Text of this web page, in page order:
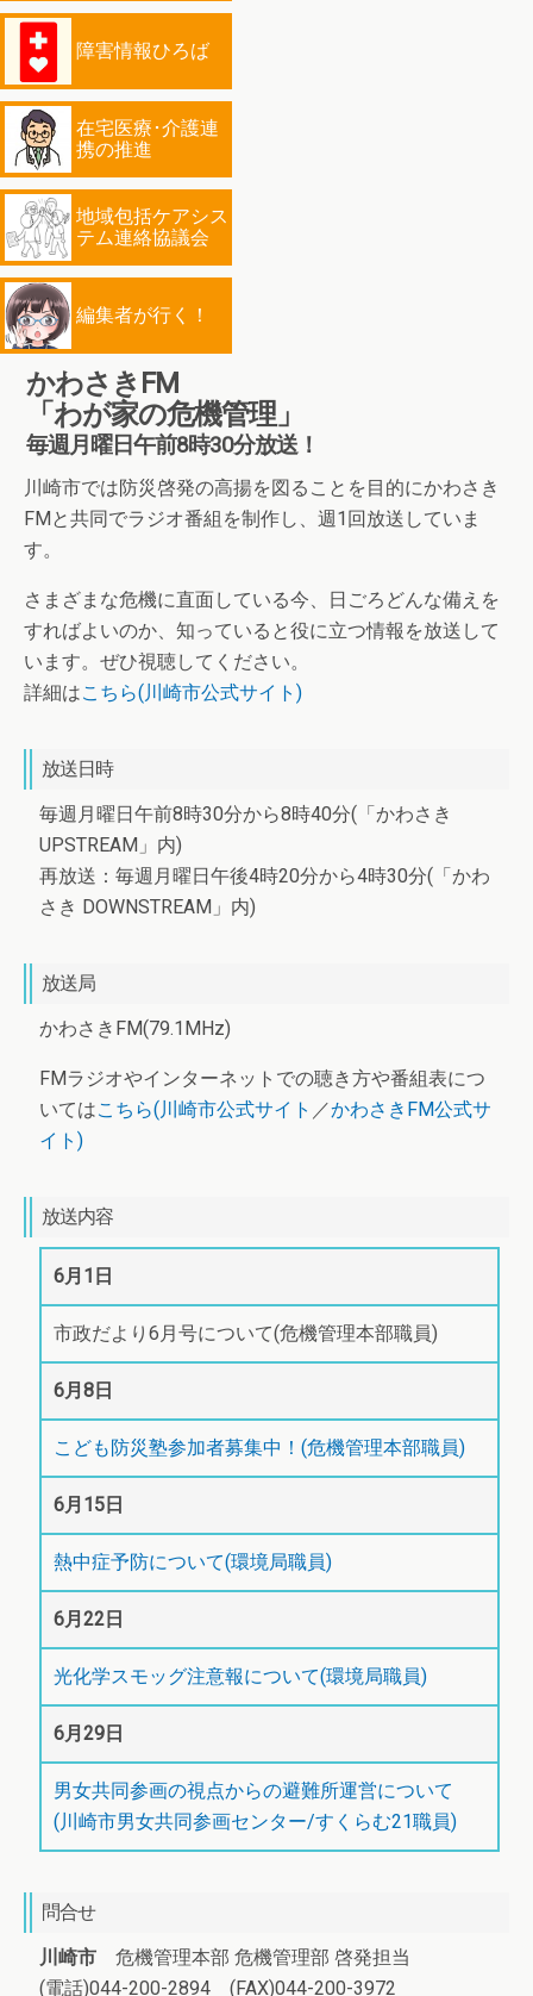
障害情報ひろば
在宅医療･介護連
携の推進
地域包括ケアシス
テム連絡協議会
編集者が行く！
かわさきFM
「わが家の危機管理」
毎週月曜日午前8時30分放送！
川崎市では防災啓発の高揚を図ることを目的にかわさき
FMと共同でラジオ番組を制作し、週1回放送していま
す。
さまざまな危機に直面している今、日ごろどんな備えを
すればよいのか、知っていると役に立つ情報を放送して
います。ぜひ視聴してください。
詳細はこちら(川崎市公式サイト)
放送日時
毎週月曜日午前8時30分から8時40分(「かわさき
UPSTREAM」内)
再放送：毎週月曜日午後4時20分から4時30分(「かわ
さき DOWNSTREAM」内)
放送局
かわさきFM(79.1MHz)
FMラジオやインターネットでの聴き方や番組表につ
いてはこちら(川崎市公式サイト ／かわさきFM公式サ
イト)
放送内容
6月1日
市政だより6月号について(危機管理本部職員)
6月8日
こども防災塾参加者募集中！(危機管理本部職員)
6月15日
熱中症予防について(環境局職員)
6月22日
光化学スモッグ注意報について(環境局職員)
6月29日
男女共同参画の視点からの避難所運営について
(川崎市男女共同参画センター/すくらむ21職員)
問合せ
川崎市 危機管理本部 危機管理部 啓発担当
(電話)044-200-2894 (FAX)044-200-3972